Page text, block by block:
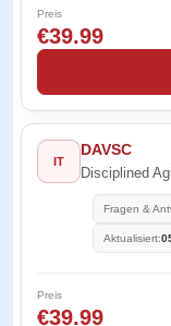
Preis
€39.99
IT
DAVSC
Disciplined
Fragen &
Aktualisiert:
Preis
€39.99